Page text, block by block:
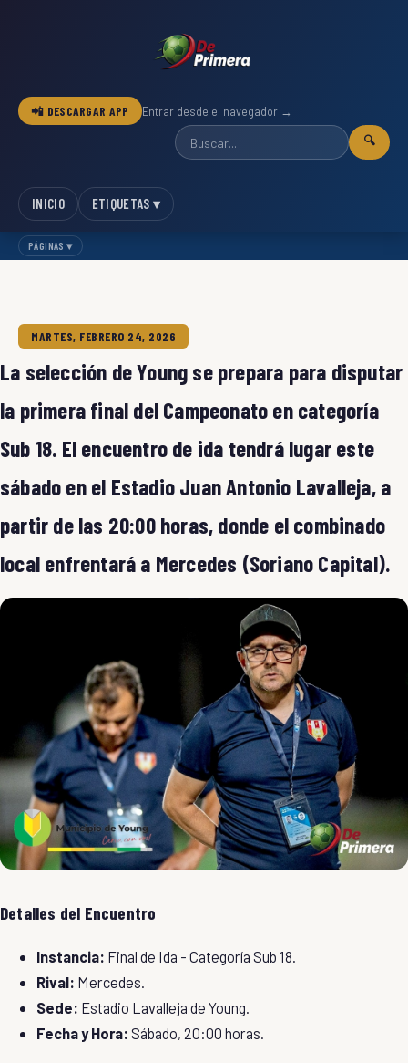
📲 DESCARGAR APP Entrar desde el navegador →
🔍
INICIO ETIQUETAS ▾
PÁGINAS ▾
MARTES, FEBRERO 24, 2026
La selección de Young se prepara para disputar
la primera final del Campeonato en categoría
Sub 18. El encuentro de ida tendrá lugar este
sábado en el Estadio Juan Antonio Lavalleja, a
partir de las 20:00 horas, donde el combinado
local enfrentará a Mercedes (Soriano Capital).
Detalles del Encuentro
Instancia: Final de Ida - Categoría Sub 18
Rival: Mercedes
Sede: Estadio Lavalleja de Young
Fecha y Hora: Sábado, 20:00 horas.